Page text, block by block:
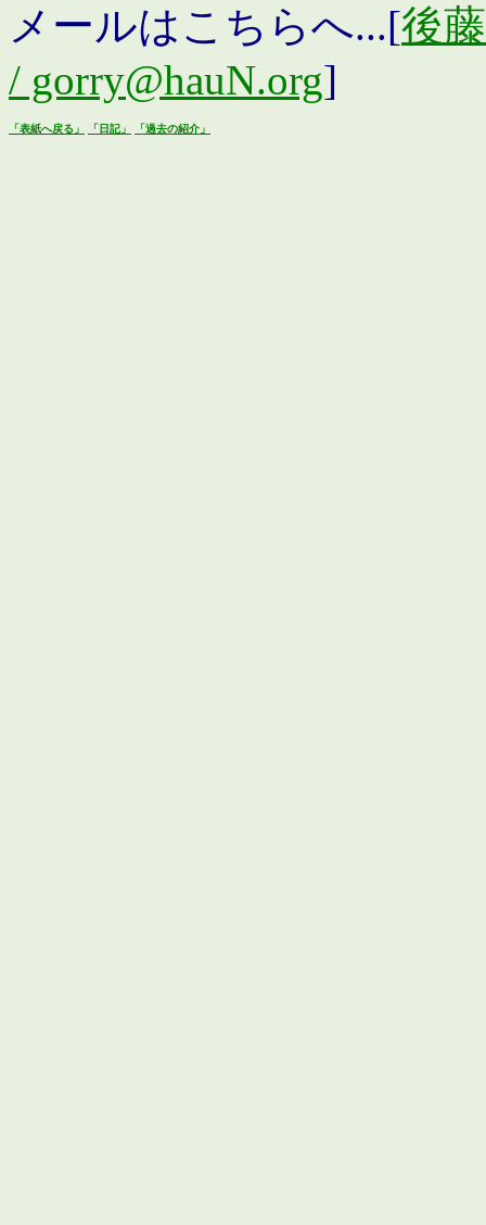
メールはこちらへ...[後
/ gorry@hauN.org]
「表紙へ戻る」 「日記」 「過去の紹介」